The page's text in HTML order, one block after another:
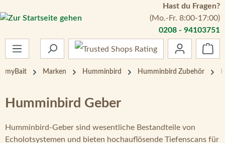
Zum Hauptinhalt springen
Hast du Fragen?
(Mo.-Fr. 8:00-17:00)
0208 - 94103751
myBait Marken Humminbird Humminbird Zubehör
Humminbird Geber
Humminbird-Geber sind wesentliche Bestandteile von
Echolotsystemen und bieten hochauflösende Tiefenscans für